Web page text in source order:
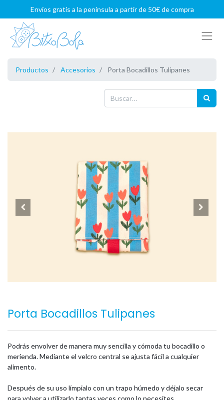
Envíos gratis a la península a partir de 50€ de compra
Productos Accesorios Porta Bocadillos Tulipanes
Porta Bocadillos Tulipanes
Podrás envolver de manera muy sencilla y cómoda tu bocadillo o
merienda. Mediante el velcro central se ajusta fácil a cualquier
alimento.
Después de su uso límpialo con un trapo húmedo y déjalo secar